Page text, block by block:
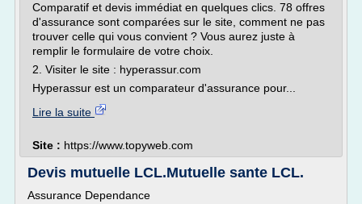
Comparatif et devis immédiat en quelques clics. 78 offres
d'assurance sont comparées sur le site, comment ne pas
trouver celle qui vous convient ? Vous aurez juste à
remplir le formulaire de votre choix.
2. Visiter le site : hyperassur.com
Hyperassur est un comparateur d'assurance pour...
Lire la suite
Site : https://www.topyweb.com
Devis mutuelle LCL.Mutuelle sante LCL.
Assurance Dependance